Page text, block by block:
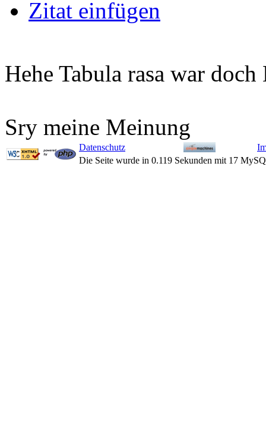
Zitat einfügen
Hehe Tabula rasa war
Sry meine Meinung
Datenschutz
Die Seite wurde in 0.119 Sekunden mit 17